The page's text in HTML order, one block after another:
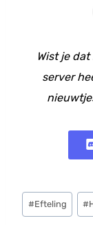
Wist je
server
Bericht
tags:
#Efteling #